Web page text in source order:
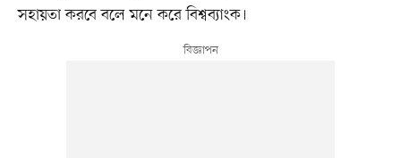
সহায়তা করবে বলে মনে করে বিশ্বব্যাংক।